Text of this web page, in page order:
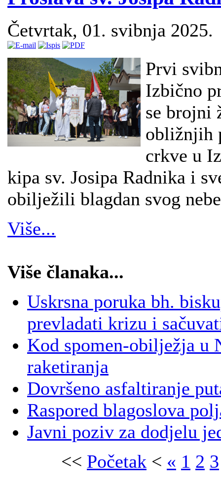
Četvrtak, 01. svibnja 2025.
Prvi
Izbično
se brojni
obližnjih
crkve u
kipa sv. Josipa Radnika i
obilježili blagdan svog
Više...
Više članaka...
Uskrsna poruka bh.
prevladati krizu i
Kod spomen-obilježja u
raketiranja
Dovršeno asfaltiranje
Raspored blagoslova
Javni poziv za dodjelu
<< Početak < « 1 2 3